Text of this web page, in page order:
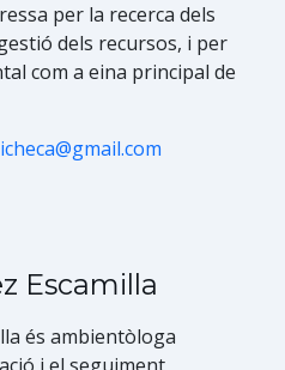
per la recerca dels
dels recursos, i per
com a eina principal de
Escamilla
és ambientòloga